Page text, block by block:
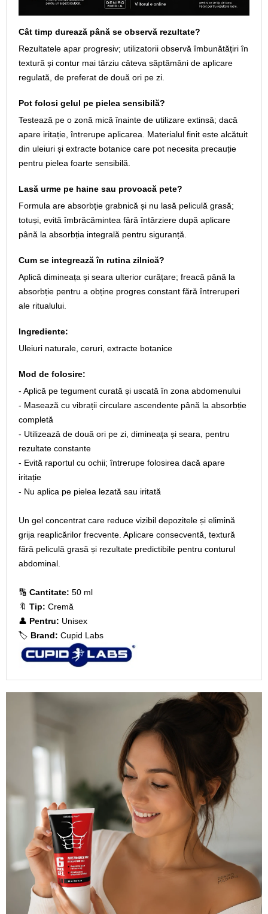
Cât timp durează până se observă rezultate?
Rezultatele apar progresiv; utilizatorii observă îmbunătățiri în
textură și contur mai târziu câteva săptămâni de aplicare
regulată, de preferat de două ori pe zi.
Pot folosi gelul pe pielea sensibilă?
Testează pe o zonă mică înainte de utilizare extinsă; dacă
apare iritație, întrerupe aplicarea. Materialul finit este alcătuit
din uleiuri și extracte botanice care pot necesita precauție
pentru pielea foarte sensibilă.
Lasă urme pe haine sau provoacă pete?
Formula are absorbție grabnică și nu lasă peliculă grasă;
totuși, evită îmbrăcămintea fără întârziere după aplicare
până la absorbția integrală pentru siguranță.
Cum se integrează în rutina zilnică?
Aplică dimineața și seara ulterior curățare; freacă până la
absorbție pentru a obține progres constant fără întreruperi
ale ritualului.
Ingrediente:
Uleiuri naturale, ceruri, extracte botanice
Mod de folosire:
- Aplică pe tegument curată și uscată în zona abdomenului
- Masează cu vibrații circulare ascendente până la absorbție
completă
- Utilizează de două ori pe zi, dimineața și seara, pentru
rezultate constante
- Evită raportul cu ochii; întrerupe folosirea dacă apare
iritație
- Nu aplica pe pielea lezată sau iritată
Un gel concentrat care reduce vizibil depozitele și elimină
grija reaplicărilor frecvente. Aplicare consecventă, textură
fără peliculă grasă și rezultate predictibile pentru conturul
abdominal.
🔢 Cantitate: 50 ml
🔖 Tip: Cremă
👤 Pentru: Unisex
🏷️ Brand: Cupid Labs